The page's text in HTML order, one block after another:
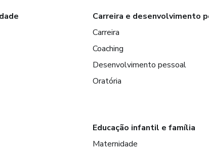
Carreira e desenvolvimento
Carreira
Coaching
Desenvolvimento pessoal
Oratória
Educação infantil e família
Maternidade